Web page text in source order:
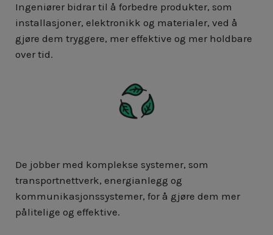
Ingeniører bidrar til å forbedre produkter, som
installasjoner, elektronikk og materialer, ved å
gjøre dem tryggere, mer effektive og mer holdbare
over tid.
De jobber med komplekse systemer, som
transportnettverk, energianlegg og
kommunikasjonssystemer, for å gjøre dem mer
pålitelige og effektive.